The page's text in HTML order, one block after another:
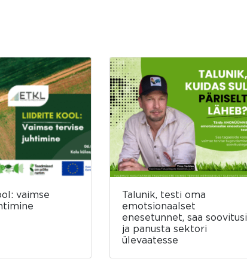
vaimse
Talunik, testi oma
emotsionaalset
enesetunnet, saa soovitusi
ja panusta sektori
ülevaatesse